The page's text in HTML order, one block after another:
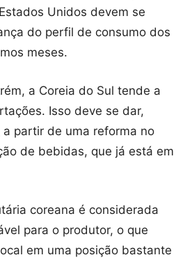
Unidos devem se
do perfil de consumo dos
meses.
a Coreia do Sul tende a
Isso deve se dar,
partir de uma reforma no
de bebidas, que já está em
coreana é considerada
para o produtor, o que
em uma posição bastante